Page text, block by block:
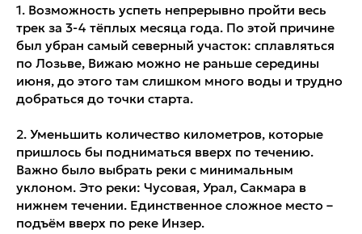
1. Возможность успеть непрерывно пройти весь
трек за 3-4 тёплых месяца года. По этой причине
был убран самый северный участок: сплавляться
по Лозьве, Вижаю можно не раньше середины
июня, до этого там слишком много воды и трудно
добраться до точки старта.
2. Уменьшить количество километров, которые
пришлось бы подниматься вверх по течению.
Важно было выбрать реки с минимальным
уклоном. Это реки: Чусовая, Урал, Сакмара в
нижнем течении. Единственное сложное место –
подъём вверх по реке Инзер.